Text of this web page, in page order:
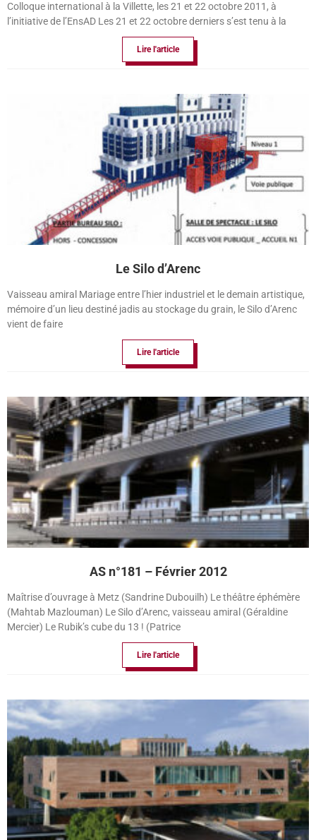
Colloque international à la Villette, les 21 et 22 octobre 2011, à
l’initiative de l’EnsAD Les 21 et 22 octobre derniers s’est tenu à la
Lire l'article
Le Silo d’Arenc
Vaisseau amiral Mariage entre l’hier industriel et le demain artistique,
mémoire d’un lieu destiné jadis au stockage du grain, le Silo d’Arenc
vient de faire
Lire l'article
AS n°181 – Février 2012
Maîtrise d’ouvrage à Metz (Sandrine Dubouilh) Le théâtre éphémère
(Mahtab Mazlouman) Le Silo d’Arenc, vaisseau amiral (Géraldine
Mercier) Le Rubik’s cube du 13 ! (Patrice
Lire l'article